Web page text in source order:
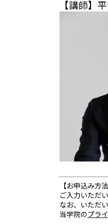
【講師
【お申込み方
ご入力いただ
なお、いただ
当学院のプラ